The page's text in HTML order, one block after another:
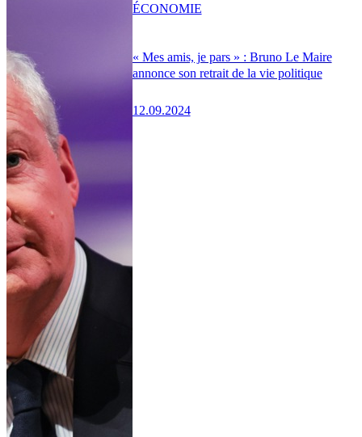
« Mes amis, je pars » : Bruno Le Maire
annonce son retrait de la vie politique
12.09.2024
ÉCONOMIE